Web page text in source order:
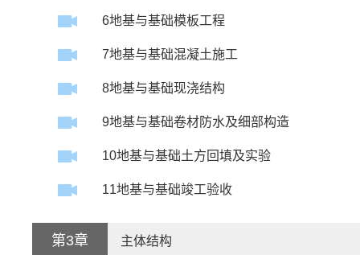
6地基与基础模板工程
7地基与基础混凝土施工
8地基与基础现浇结构
9地基与基础卷材防水及细部构造
10地基与基础土方回填及实验
11地基与基础竣工验收
第3章 主体结构